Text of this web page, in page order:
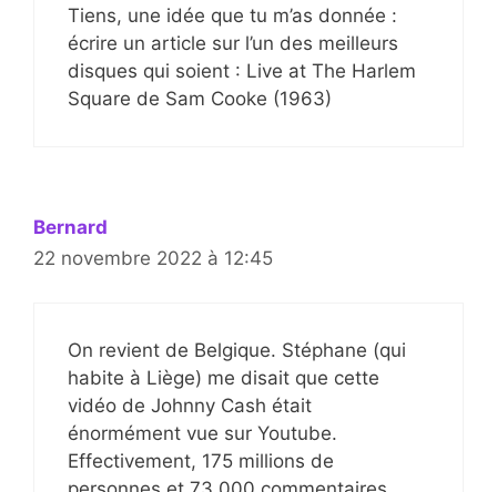
Tiens, une idée que tu m’as donnée :
écrire un article sur l’un des meilleurs
disques qui soient : Live at The Harlem
Square de Sam Cooke (1963)
Bernard
22 novembre 2022 à 12:45
On revient de Belgique. Stéphane (qui
habite à Liège) me disait que cette
vidéo de Johnny Cash était
énormément vue sur Youtube.
Effectivement, 175 millions de